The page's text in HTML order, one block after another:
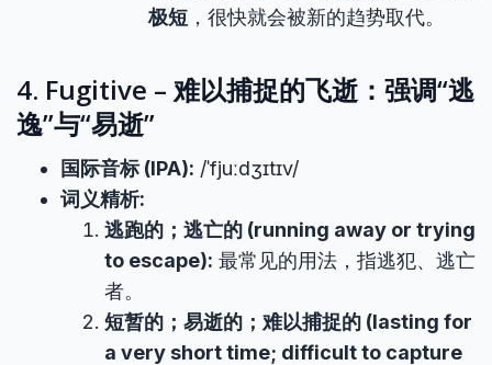
极短 ，很快就会被新的趋势取代。
4. Fugitive – 难以捕捉的飞逝：强调“逃
逸”与“易逝”
国际音标 (IPA): /ˈfjuːdʒɪtɪv/
词义精析:
逃跑的；逃亡的 (running away or trying
to escape): 最常见的用法，指逃犯、逃亡
者。
短暂的；易逝的；难以捕捉的 (lasting for
a very short time; difficult to capture